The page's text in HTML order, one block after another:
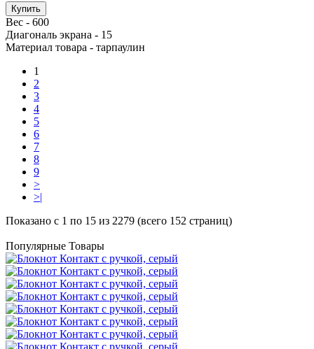
Купить
Вес - 600
Диагональ экрана - 15
Материал товара - тарпаулин
1
2
3
4
5
6
7
8
9
>
>|
Показано с 1 по 15 из 2279 (всего 152 страниц)
Популярные Товары